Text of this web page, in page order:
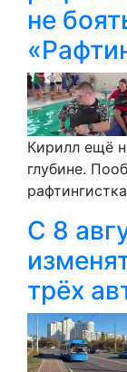
не
Кирилл ещё
глубине.
С 8
трёх